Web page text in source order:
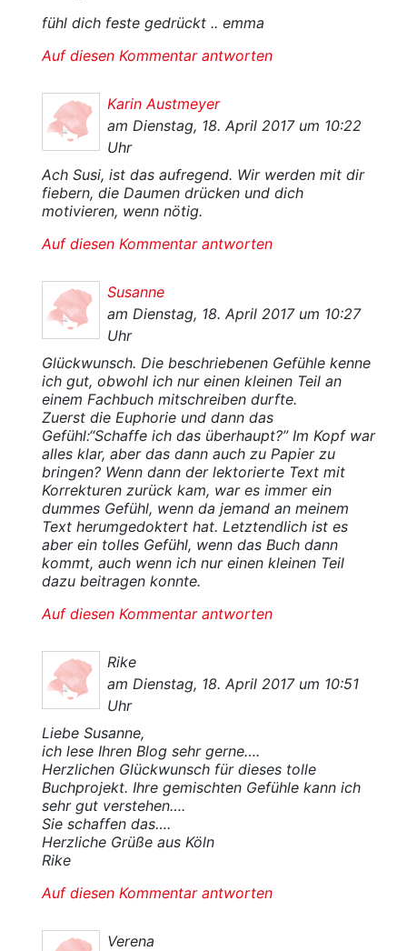
fühl dich feste gedrückt .. emma
Auf diesen Kommentar antworten
Karin Austmeyer
am Dienstag, 18. April 2017 um 10:22
Uhr
Ach Susi, ist das aufregend. Wir werden mit dir
fiebern, die Daumen drücken und dich
motivieren, wenn nötig.
Auf diesen Kommentar antworten
Susanne
am Dienstag, 18. April 2017 um 10:27
Uhr
Glückwunsch. Die beschriebenen Gefühle kenne
ich gut, obwohl ich nur einen kleinen Teil an
einem Fachbuch mitschreiben durfte.
Zuerst die Euphorie und dann das
Gefühl:“Schaffe ich das überhaupt?” Im Kopf war
alles klar, aber das dann auch zu Papier zu
bringen? Wenn dann der lektorierte Text mit
Korrekturen zurück kam, war es immer ein
dummes Gefühl, wenn da jemand an meinem
Text herumgedoktert hat. Letztendlich ist es
aber ein tolles Gefühl, wenn das Buch dann
kommt, auch wenn ich nur einen kleinen Teil
dazu beitragen konnte.
Auf diesen Kommentar antworten
Rike
am Dienstag, 18. April 2017 um 10:51
Uhr
Liebe Susanne,
ich lese Ihren Blog sehr gerne….
Herzlichen Glückwunsch für dieses tolle
Buchprojekt. Ihre gemischten Gefühle kann ich
sehr gut verstehen….
Sie schaffen das….
Herzliche Grüße aus Köln
Rike
Auf diesen Kommentar antworten
Verena